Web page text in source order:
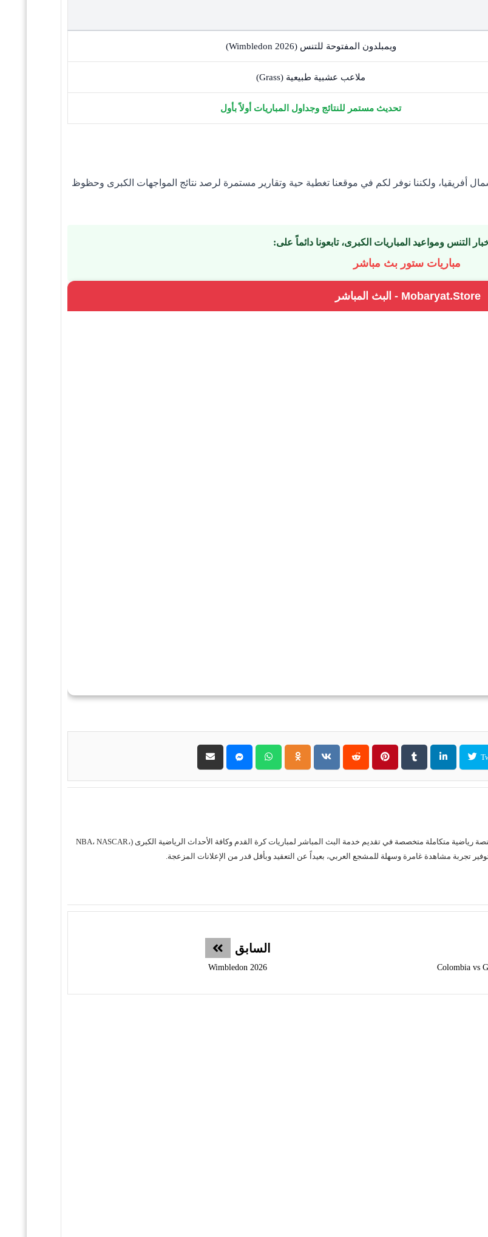
ويمبلدون المفتوحة للتنس (Wimbledon 2026)
ملاعب عشبية طبيعية (Grass)
تحديث مستمر للنتائج وجداول المباريات أولاً بأول
أفريقيا، ولكننا نوفر لكم في موقعنا تغطية حية وتقارير مستمرة لرصد نتائج المواجهات الكبرى وحظوظ
التنس ومواعيد المباريات الكبرى، تابعونا دائماً على:
مباريات ستور بث مباشر
Mobaryat.Store - البث المباشر
حول موقع "مباريات ستور بث مباشر" موقع مباريات ستور هو منصة رياضية متكاملة متخصصة في تقديم خدمة البث المباشر لمباريات كرة القدم وكافة الأحداث الرياضية الكبرى (NBA، NASCAR،
السابق
Wimbledon 2026